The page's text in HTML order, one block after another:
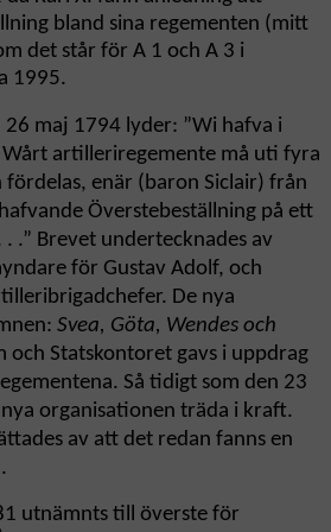
bland sina regementen (mitt
det står för A 1 och A 3 i
1995.
26 maj 1794 lyder: ”Wi hafva i
artilleriregemente må uti fyra
fördelas, enär (baron Siclair) från
Överstebeställning på ett
.” Brevet undertecknades av
för Gustav Adolf, och
De nya
Svea, Göta, Wendes och
och Statskontoret gavs i uppdrag
Så tidigt som den 23
organisationen träda i kraft.
av att det redan fanns en
utnämnts till överste för